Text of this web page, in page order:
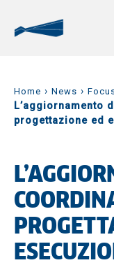
Home › News ›
L’aggiornamento
progettazione ed